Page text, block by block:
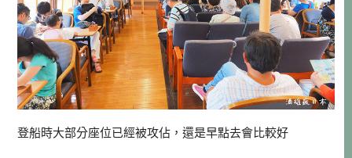
登船時大部分座位已經被攻佔，還是早點去會比較好